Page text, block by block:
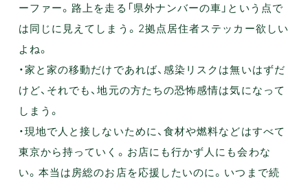
ーファー。路上を走る「県外ナンバーの車」という点で
は同じに見えてしまう。2拠点居住者ステッカー欲しい
よね。
・家と家の移動だけであれば、感染リスクは無いはずだ
けど、それでも、地元の方たちの恐怖感情は気になって
しまう。
・現地で人と接しないために、食材や燃料などはすべて
東京から持っていく。お店にも行かず人にも会わな
い。本当は房総のお店を応援したいのに。いつまで続